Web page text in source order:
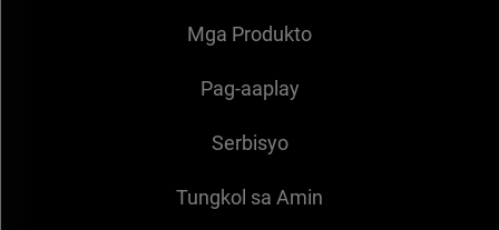
Mga Produkto
Pag-aaplay
Serbisyo
Tungkol sa Amin